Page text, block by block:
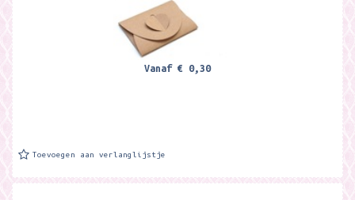
Vanaf € 0,30
Toevoegen aan verlanglijstje